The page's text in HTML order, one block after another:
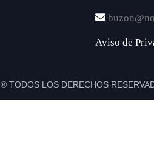
Aviso de
® TODOS LOS DERECHOS